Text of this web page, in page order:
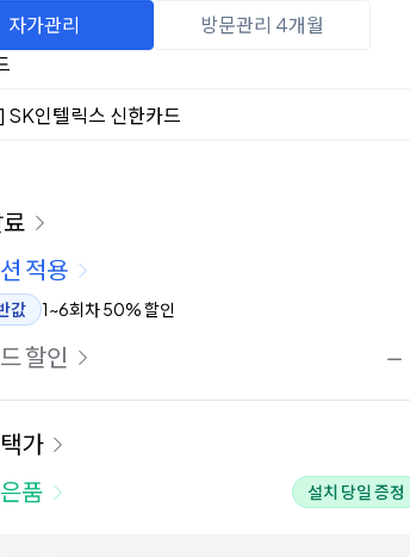
자가관리
방문관리 4개월
SK인텔릭스 신한카드
금
적용
값 1~6회차 50% 할인
할인
가
품 설치 당일 증정